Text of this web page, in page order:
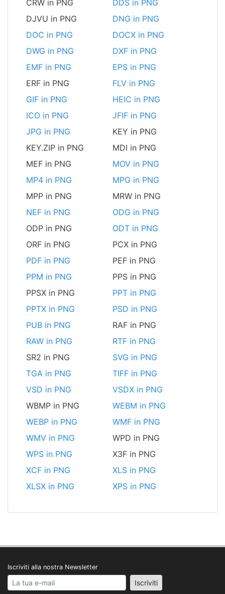
CRW in PNG
DDS in PNG
DJVU in PNG
DNG in PNG
DOC in PNG
DOCX in PNG
DWG in PNG
DXF in PNG
EMF in PNG
EPS in PNG
ERF in PNG
FLV in PNG
GIF in PNG
HEIC in PNG
ICO in PNG
JFIF in PNG
JPG in PNG
KEY in PNG
KEY.ZIP in PNG
MDI in PNG
MEF in PNG
MOV in PNG
MP4 in PNG
MPG in PNG
MPP in PNG
MRW in PNG
NEF in PNG
ODG in PNG
ODP in PNG
ODT in PNG
ORF in PNG
PCX in PNG
PDF in PNG
PEF in PNG
PPM in PNG
PPS in PNG
PPSX in PNG
PPT in PNG
PPTX in PNG
PSD in PNG
PUB in PNG
RAF in PNG
RAW in PNG
RTF in PNG
SR2 in PNG
SVG in PNG
TGA in PNG
TIFF in PNG
VSD in PNG
VSDX in PNG
WBMP in PNG
WEBM in PNG
WEBP in PNG
WMF in PNG
WMV in PNG
WPD in PNG
WPS in PNG
X3F in PNG
XCF in PNG
XLS in PNG
XLSX in PNG
XPS in PNG
Iscriviti alla nostra Newsletter
Your email address Iscriviti